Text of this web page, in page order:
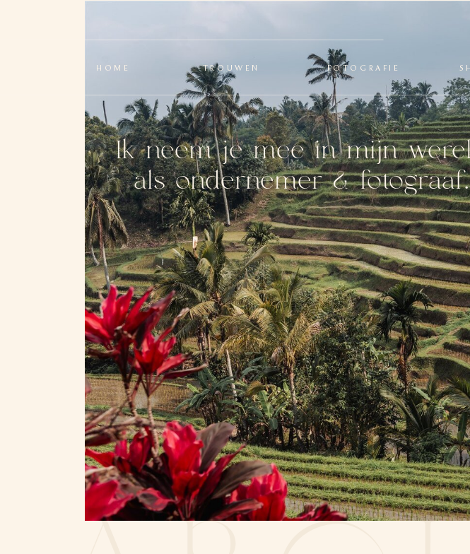
TROUWEN FOTOGRAFIE
HOME
Ik neem je mee in mijn
als ondernemer & fotograaf.